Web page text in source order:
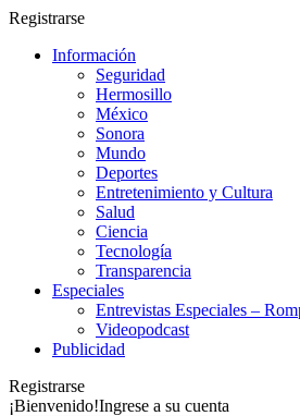
Registrarse
Información
Seguridad
Hermosillo
México
Sonora
Mundo
Deportes
Entretenimiento y Cultura
Salud
Ciencia
Tecnología
Transparencia
Especiales
Entrevistas Especiales –
Videopodcast
Publicidad
Registrarse
¡Bienvenido!Ingrese a su cuenta